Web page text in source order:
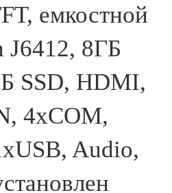
емкостной
J6412, 8ГБ
SSD, HDMI,
4xCOM,
Audio,